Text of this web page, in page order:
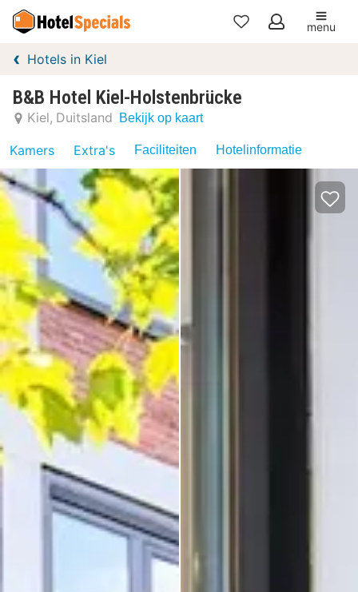
Mijn
menu
Hotels in Kiel
B&B Hotel Kiel-Holstenbrücke
Kiel Duitsland Bekijk op kaart
Kamers Extra's Faciliteiten Hotelinformatie